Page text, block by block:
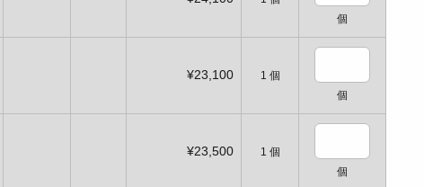
個
¥23,100 1 個
個
¥23,500 1 個
個